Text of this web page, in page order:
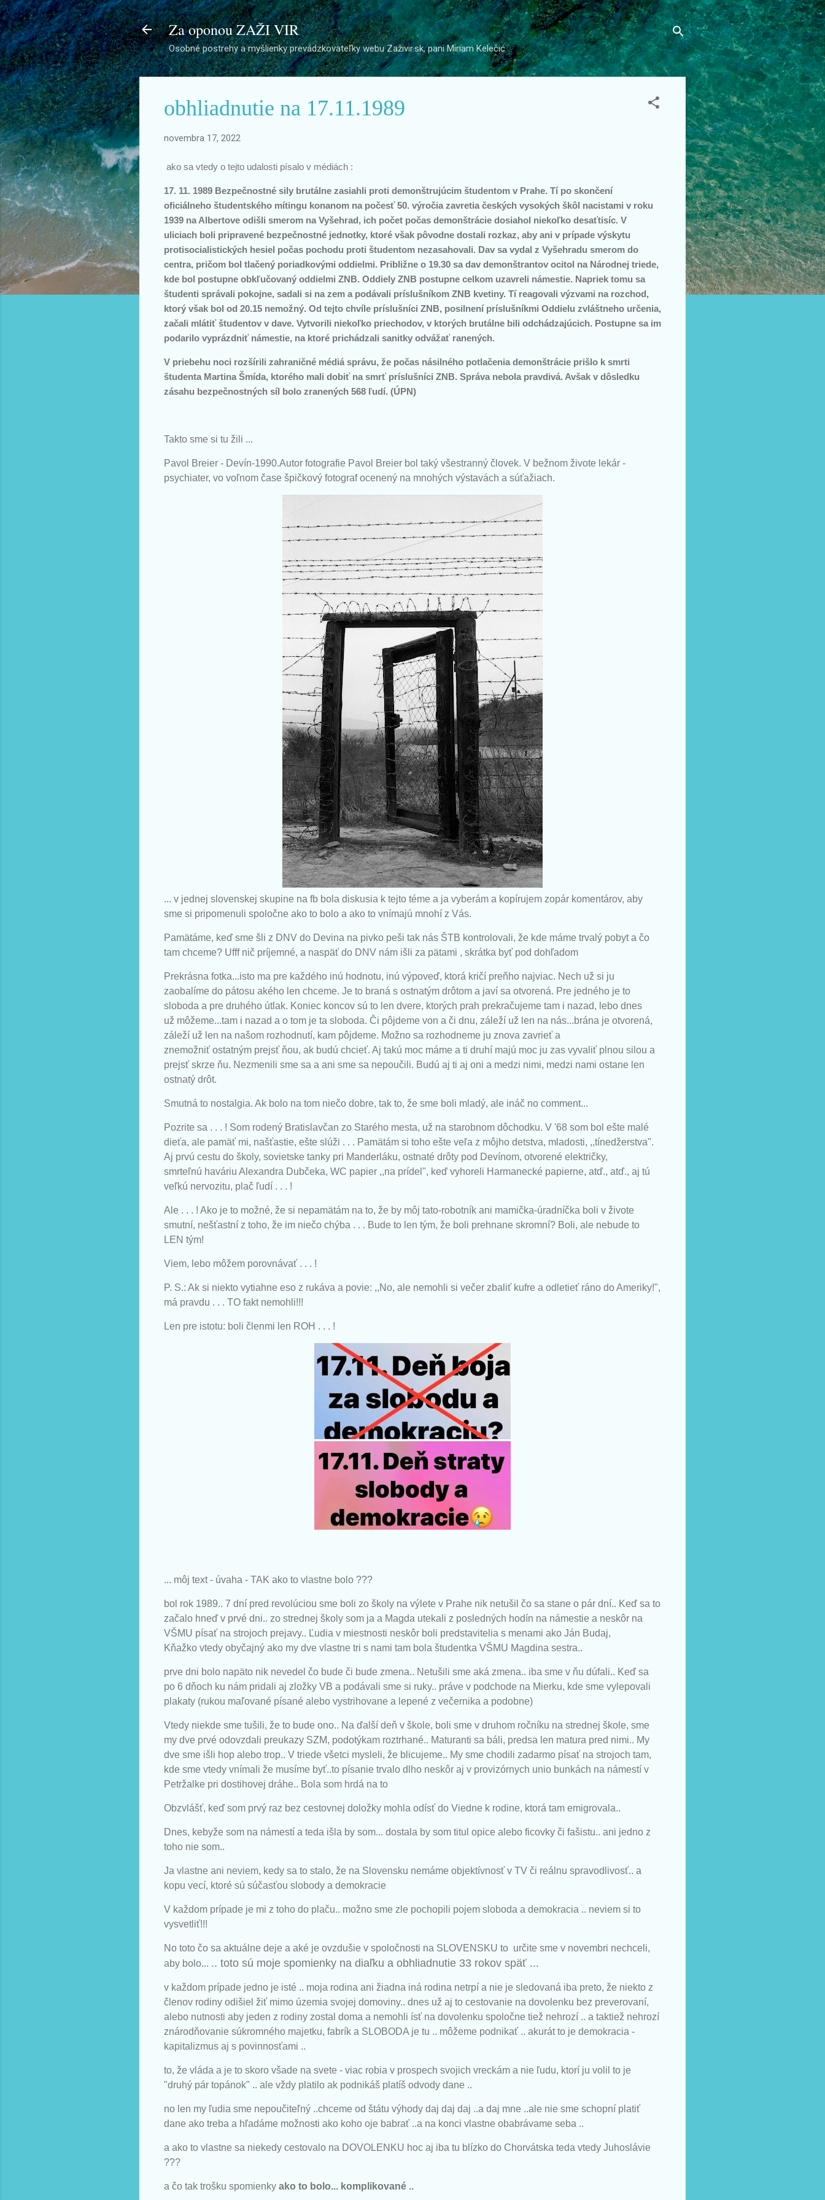
Preskočiť na hlavný obsah
Za oponou ZAŽI VIR
Osobné postrehy a myšlienky prevádzkovateľky webu Zaživir.sk, pani Miriam Kelečić
obhliadnutie na 17.11.1989
novembra 17, 2022
ako sa vtedy o tejto udalosti písalo v médiách :
17. 11. 1989 Bezpečnostné sily brutálne zasiahli proti demonštrujúcim študentom v Prahe. Tí po skončení
oficiálneho študentského mítingu konanom na počesť 50. výročia zavretia českých vysokých škôl nacistami v roku
1939 na Albertove odišli smerom na Vyšehrad, ich počet počas demonštrácie dosiahol niekoľko desaťtisíc. V
uliciach boli pripravené bezpečnostné jednotky, ktoré však pôvodne dostali rozkaz, aby ani v prípade výskytu
protisocialistických hesiel počas pochodu proti študentom nezasahovali. Dav sa vydal z Vyšehradu smerom do
centra, pričom bol tlačený poriadkovými oddielmi. Približne o 19.30 sa dav demonštrantov ocitol na Národnej triede,
kde bol postupne obkľučovaný oddielmi ZNB. Oddiely ZNB postupne celkom uzavreli námestie. Napriek tomu sa
študenti správali pokojne, sadali si na zem a podávali príslušníkom ZNB kvetiny. Tí reagovali výzvami na rozchod,
ktorý však bol od 20.15 nemožný. Od tejto chvíle príslušníci ZNB, posilnení príslušníkmi Oddielu zvláštneho určenia,
začali mlátiť študentov v dave. Vytvorili niekoľko priechodov, v ktorých brutálne bili odchádzajúcich. Postupne sa im
podarilo vyprázdniť námestie, na ktoré prichádzali sanitky odvážať ranených.
V priebehu noci rozšírili zahraničné médiá správu, že počas násilného potlačenia demonštrácie prišlo k smrti
študenta Martina Šmída, ktorého mali dobiť na smrť príslušníci ZNB. Správa nebola pravdivá. Avšak v dôsledku
zásahu bezpečnostných síl bolo zranených 568 ľudí. (ÚPN)
Takto sme si tu žili ...
Pavol Breier - Devín-1990.Autor fotografie Pavol Breier bol taký všestranný človek. V bežnom živote lekár -
psychiater, vo voľnom čase špičkový fotograf ocenený na mnohých výstavách a súťažiach.
... v jednej slovenskej skupine na fb bola diskusia k tejto téme a ja vyberám a kopírujem zopár komentárov, aby
sme si pripomenuli spoločne ako to bolo a ako to vnímajú mnohí z Vás.
Pamätáme, keď sme šli z DNV do Devina na pivko peši tak nás ŠTB kontrolovali, že kde máme trvalý pobyt a čo
tam chceme? Ufff nič príjemné, a naspäť do DNV nám išli za pätami , skrátka byť pod dohľadom
Prekrásna fotka...isto ma pre každého inú hodnotu, inú výpoveď, ktorá kričí preňho najviac. Nech už si ju
zaobalíme do pátosu akého len chceme. Je to braná s ostnatým drôtom a javí sa otvorená. Pre jedného je to
sloboda a pre druhého útlak. Koniec koncov sú to len dvere, ktorých prah prekračujeme tam i nazad, lebo dnes
už môžeme...tam i nazad a o tom je ta sloboda. Či pôjdeme von a či dnu, záleží už len na nás...brána je otvorená,
záleží už len na našom rozhodnutí, kam pôjdeme. Možno sa rozhodneme ju znova zavrieť a
znemožniť ostatným prejsť ňou, ak budú chcieť. Aj takú moc máme a ti druhí majú moc ju zas vyvaliť plnou silou a
prejsť skrze ňu. Nezmenili sme sa a ani sme sa nepoučili. Budú aj ti aj oni a medzi nimi, medzi nami ostane len
ostnatý drôt.
Smutná to nostalgia. Ak bolo na tom niečo dobre, tak to, že sme boli mladý, ale ináč no comment...
Pozrite sa . . . ! Som rodený Bratislavčan zo Starého mesta, už na starobnom dôchodku. V '68 som bol ešte malé
dieťa, ale pamäť mi, našťastie, ešte slúži . . . Pamätám si toho ešte veľa z môjho detstva, mladosti, ,,tínedžerstva".
Aj prvú cestu do školy, sovietske tanky pri Manderláku, ostnaté drôty pod Devínom, otvorené električky,
smrteľnú haváriu Alexandra Dubčeka, WC papier ,,na prídel", keď vyhoreli Harmanecké papierne, atď., atď., aj tú
veľkú nervozitu, plač ľudí . . . !
Ale . . . ! Ako je to možné, že si nepamätám na to, že by môj tato-robotník ani mamička-úradníčka boli v živote
smutní, nešťastní z toho, že im niečo chýba . . . Bude to len tým, že boli prehnane skromní? Boli, ale nebude to
LEN tým!
Viem, lebo môžem porovnávať . . . !
P. S.: Ak si niekto vytiahne eso z rukáva a povie: ,,No, ale nemohli si večer zbaliť kufre a odletieť ráno do Ameriky!",
má pravdu . . . TO fakt nemohli!!!
Len pre istotu: boli členmi len ROH . . . !
... môj text - úvaha - TAK ako to vlastne bolo ???
bol rok 1989.. 7 dní pred revolúciou sme boli zo školy na výlete v Prahe nik netušil čo sa stane o pár dní.. Keď sa to
začalo hneď v prvé dni.. zo strednej školy som ja a Magda utekali z posledných hodín na námestie a neskôr na
VŠMU písať na strojoch prejavy.. Ľudia v miestnosti neskôr boli predstavitelia s menami ako Ján Budaj,
Kňažko vtedy obyčajný ako my dve vlastne tri s nami tam bola študentka VŠMU Magdina sestra..
prve dni bolo napäto nik nevedel čo bude či bude zmena.. Netušili sme aká zmena.. iba sme v ňu dúfali.. Keď sa
po 6 dňoch ku nám pridali aj zložky VB a podávali sme si ruky.. práve v podchode na Mierku, kde sme vylepovali
plakaty (rukou maľované písané alebo vystrihovane a lepené z večernika a podobne)
Vtedy niekde sme tušili, že to bude ono.. Na ďalší deň v škole, boli sme v druhom ročníku na strednej škole, sme
my dve prvé odovzdali preukazy SZM, podotýkam roztrhané.. Maturanti sa báli, predsa len matura pred nimi.. My
dve sme išli hop alebo trop.. V triede všetci mysleli, že blicujeme.. My sme chodili zadarmo písať na strojoch tam,
kde sme vtedy vnímali že musíme byť..to písanie trvalo dlho neskôr aj v provizórnych unio bunkách na námestí v
Petržalke pri dostihovej dráhe.. Bola som hrdá na to
Obzvlášť, keď som prvý raz bez cestovnej doložky mohla odísť do Viedne k rodine, ktorá tam emigrovala..
Dnes, kebyže som na námestí a teda išla by som... dostala by som titul opice alebo ficovky či fašistu.. ani jedno z
toho nie som..
Ja vlastne ani neviem, kedy sa to stalo, že na Slovensku nemáme objektívnosť v TV či reálnu spravodlivosť.. a
kopu vecí, ktoré sú súčasťou slobody a demokracie
V každom prípade je mi z toho do plaču.. možno sme zle pochopili pojem sloboda a demokracia .. neviem si to
vysvetliť!!!
No toto čo sa aktuálne deje a aké je ovzdušie v spoločnosti na SLOVENSKU to určite sme v novembri nechceli,
aby bolo... .. toto sú moje spomienky na diaľku a obhliadnutie 33 rokov späť ...
v každom prípade jedno je isté .. moja rodina ani žiadna iná rodina netrpí a nie je sledovaná iba preto, že niekto z
členov rodiny odišiel žiť mimo územia svojej domoviny.. dnes už aj to cestovanie na dovolenku bez preverovaní,
alebo nutnosti aby jeden z rodiny zostal doma a nemohli ísť na dovolenku spoločne tiež nehrozí .. a taktiež nehrozí
znárodňovanie súkromného majetku, fabrík a SLOBODA je tu .. môžeme podnikať .. akurát to je demokracia -
kapitalizmus aj s povinnosťami ..
to, že vláda a je to skoro všade na svete - viac robia v prospech svojich vreckám a nie ľudu, ktorí ju volil to je
"druhý pár topánok" .. ale vždy platilo ak podnikáš platíš odvody dane ..
no len my ľudia sme nepoučiteľný ..chceme od štátu výhody daj daj daj ..a daj mne ..ale nie sme schopní platiť
dane ako treba a hľadáme možnosti ako koho oje babrať ..a na konci vlastne obabrávame seba ..
a ako to vlastne sa niekedy cestovalo na DOVOLENKU hoc aj iba tu blízko do Chorvátska teda vtedy Juhoslávie
???
a čo tak trošku spomienky ako to bolo... komplikované ..